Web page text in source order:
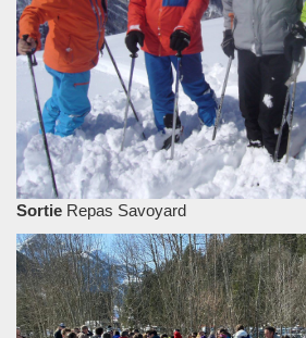
Sortie Repas Savoyard